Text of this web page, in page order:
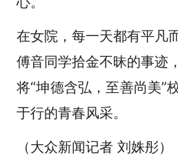
在女院，每一天都有平凡
傅音同学拾金不昧的事迹
将“坤德含弘，至善尚美”
于行的青春风采。
（大众新闻记者 刘姝彤）